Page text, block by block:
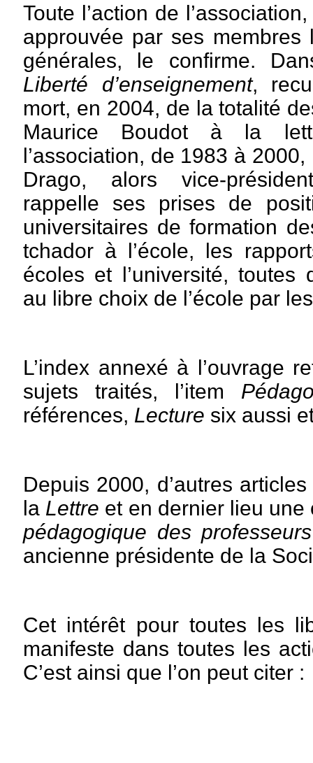
Toute l’action de
approuvée par ses membres
générales, le confirme.
Liberté d’enseignement,
mort, en 2004, de la totalité
Maurice Boudot à la
l’association, de 1983 à
Drago, alors vice-
rappelle ses prises de
universitaires de formation
tchador à l’école, les
écoles et l’université, toutes
au libre choix de l’école par
L’index annexé à l’ouvrage
sujets traités, l’item
références, Lecture six aussi
Depuis 2000, d’autres
la Lettre et en dernier lieu
pédagogique des professeurs
ancienne présidente de la
Cet intérêt pour toutes les
manifeste dans toutes les
C’est ainsi que l’on peut citer :